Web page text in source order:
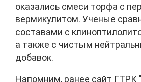
оказались смеси торфа с
вермикулитом. Ученые
составами с
а также с чистым
добавок.
Напомним, ранее сайт